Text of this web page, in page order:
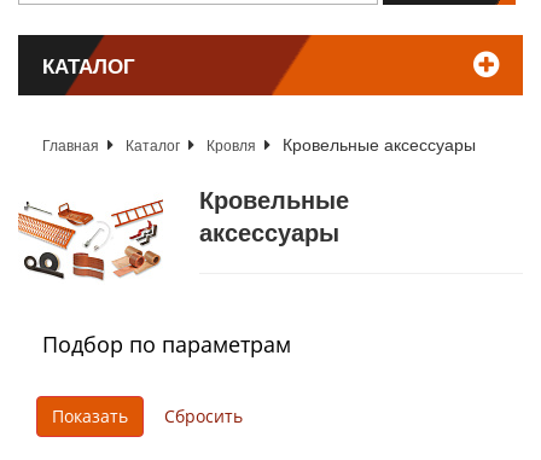
КАТАЛОГ
Главная Каталог Кровля Кровельные аксессуары
Кровельные
аксессуары
Подбор по параметрам